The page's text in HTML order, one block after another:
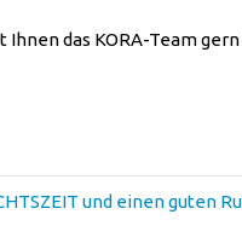
das KORA-Team
und einen guten